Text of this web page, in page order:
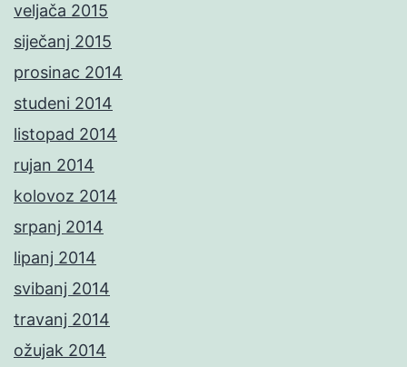
veljača 2015
siječanj 2015
prosinac 2014
studeni 2014
listopad 2014
rujan 2014
kolovoz 2014
srpanj 2014
lipanj 2014
svibanj 2014
travanj 2014
ožujak 2014